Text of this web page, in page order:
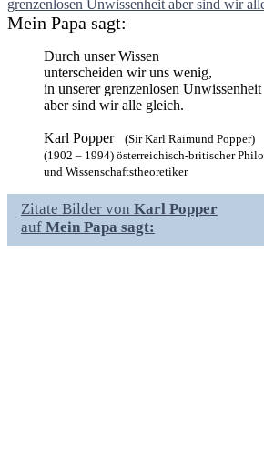
Mein Papa sagt:
Durch unser Wissen
unterscheiden wir uns wenig,
in unserer grenzenlosen Unwissenheit
aber sind wir alle gleich.
Karl Popper (Sir Karl Raimund Popper)
(1902 – 1994) österreichisch-britischer
und Wissenschaftstheoretiker
Zitate Bilder von Karl Popper
auf Mein Papa sagt: